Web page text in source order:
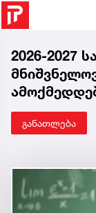
2026-2027
განათლება